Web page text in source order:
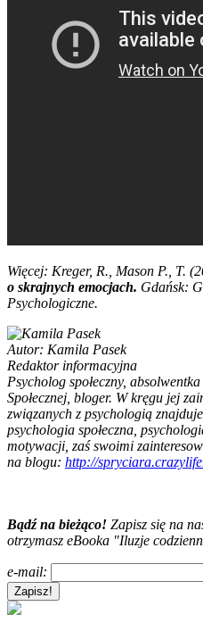
Więcej: Kreger, R., Mason P., T.
o skrajnych emocjach. Gdańsk:
Psychologiczne.
Autor: Kamila Pasek
Redaktor informacyjna
Psycholog społeczny,
Społecznej, bloger. W kręgu jej
związanych z psychologią znajduje
psychologia społeczna,
motywacji, zaś swoimi
na blogu: http://
Bądź na bieżąco! Zapisz się na
otrzymasz eBooka "Iluzje
e-mail: